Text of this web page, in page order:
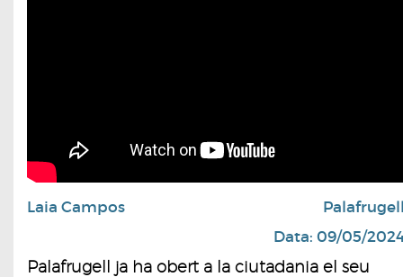
Laia Campos
Data: 09/05/
Palafrugell ja ha obert a la ciutadania el seu